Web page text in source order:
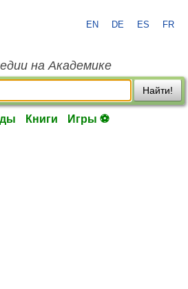
EN DE ES FR
на Академике
Найти!
Книги Игры ⚽